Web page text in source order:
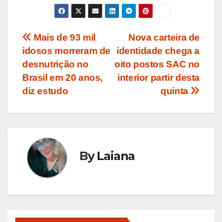
Navegação
de
Post
Nova carteira de
identidade chega a
oito postos SAC no
interior partir desta
quinta
Mais de 93 mil
idosos morreram de
desnutrição no
Brasil em 20 anos,
diz estudo
ByLaiana